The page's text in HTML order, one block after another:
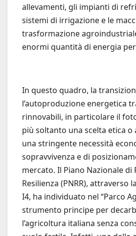
allevamenti, gli impianti di
sistemi di irrigazione e le
trasformazione
enormi quantità di energia
In questo quadro, la
l’autoproduzione energetica
rinnovabili, in particolare il
più soltanto una scelta etica o
una stringente necessità
sopravvivenza e di
mercato. Il Piano Nazionale di
Resilienza (PNRR), attraverso
I4, ha individuato nel “Parco
strumento principe per
l’agricoltura italiana senza